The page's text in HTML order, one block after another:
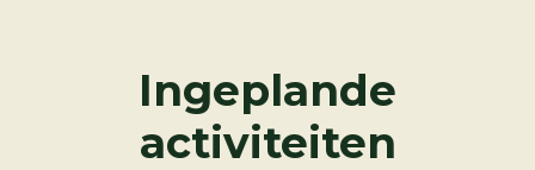
Ingeplande
activiteiten